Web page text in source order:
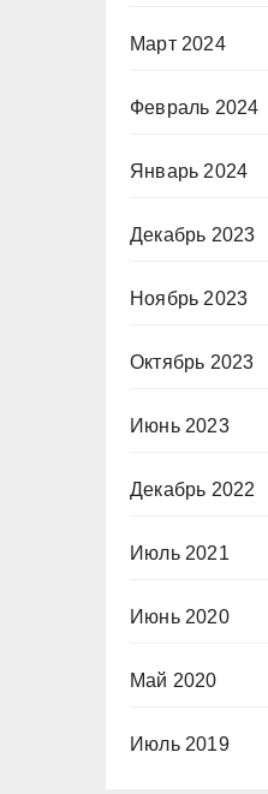
Март 2024
Февраль 2024
Январь 2024
Декабрь 2023
Ноябрь 2023
Октябрь 2023
Июнь 2023
Декабрь 2022
Июль 2021
Июнь 2020
Май 2020
Июль 2019